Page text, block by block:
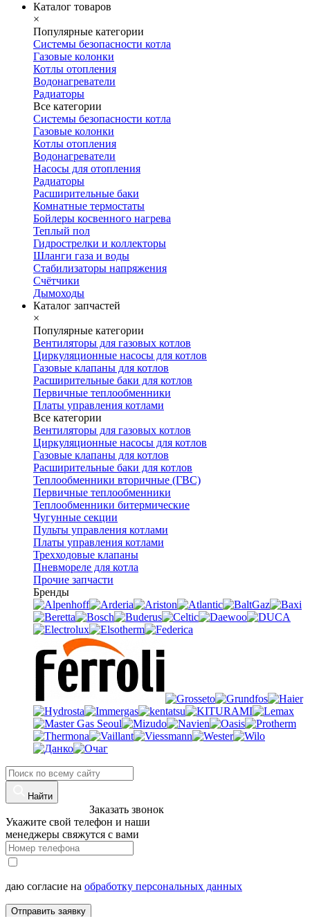
Каталог товаров
×
Популярные категории
Системы безопасности котла
Газовые колонки
Котлы отопления
Водонагреватели
Радиаторы
Все категории
Системы безопасности котла
Газовые колонки
Котлы отопления
Водонагреватели
Насосы для отопления
Радиаторы
Расширительные баки
Комнатные термостаты
Бойлеры косвенного нагрева
Теплый пол
Гидрострелки и коллекторы
Шланги газа и воды
Стабилизаторы напряжения
Счётчики
Дымоходы
Каталог запчастей
×
Популярные категории
Вентиляторы для газовых котлов
Циркуляционные насосы для котлов
Газовые клапаны для котлов
Расширительные баки для котлов
Первичные теплообменники
Платы управления котлами
Все категории
Вентиляторы для газовых котлов
Циркуляционные насосы для котлов
Газовые клапаны для котлов
Расширительные баки для котлов
Теплообменники вторичные (ГВС)
Первичные теплообменники
Теплообменники битермические
Чугунные секции
Пульты управления котлами
Платы управления котлами
Трехходовые клапаны
Пневмореле для котла
Прочие запчасти
Бренды
Найти
Заказать звонок
Укажите свой телефон и наши
менеджеры свяжутся с вами
даю согласие на обработку персональных данных
Отправить заявку